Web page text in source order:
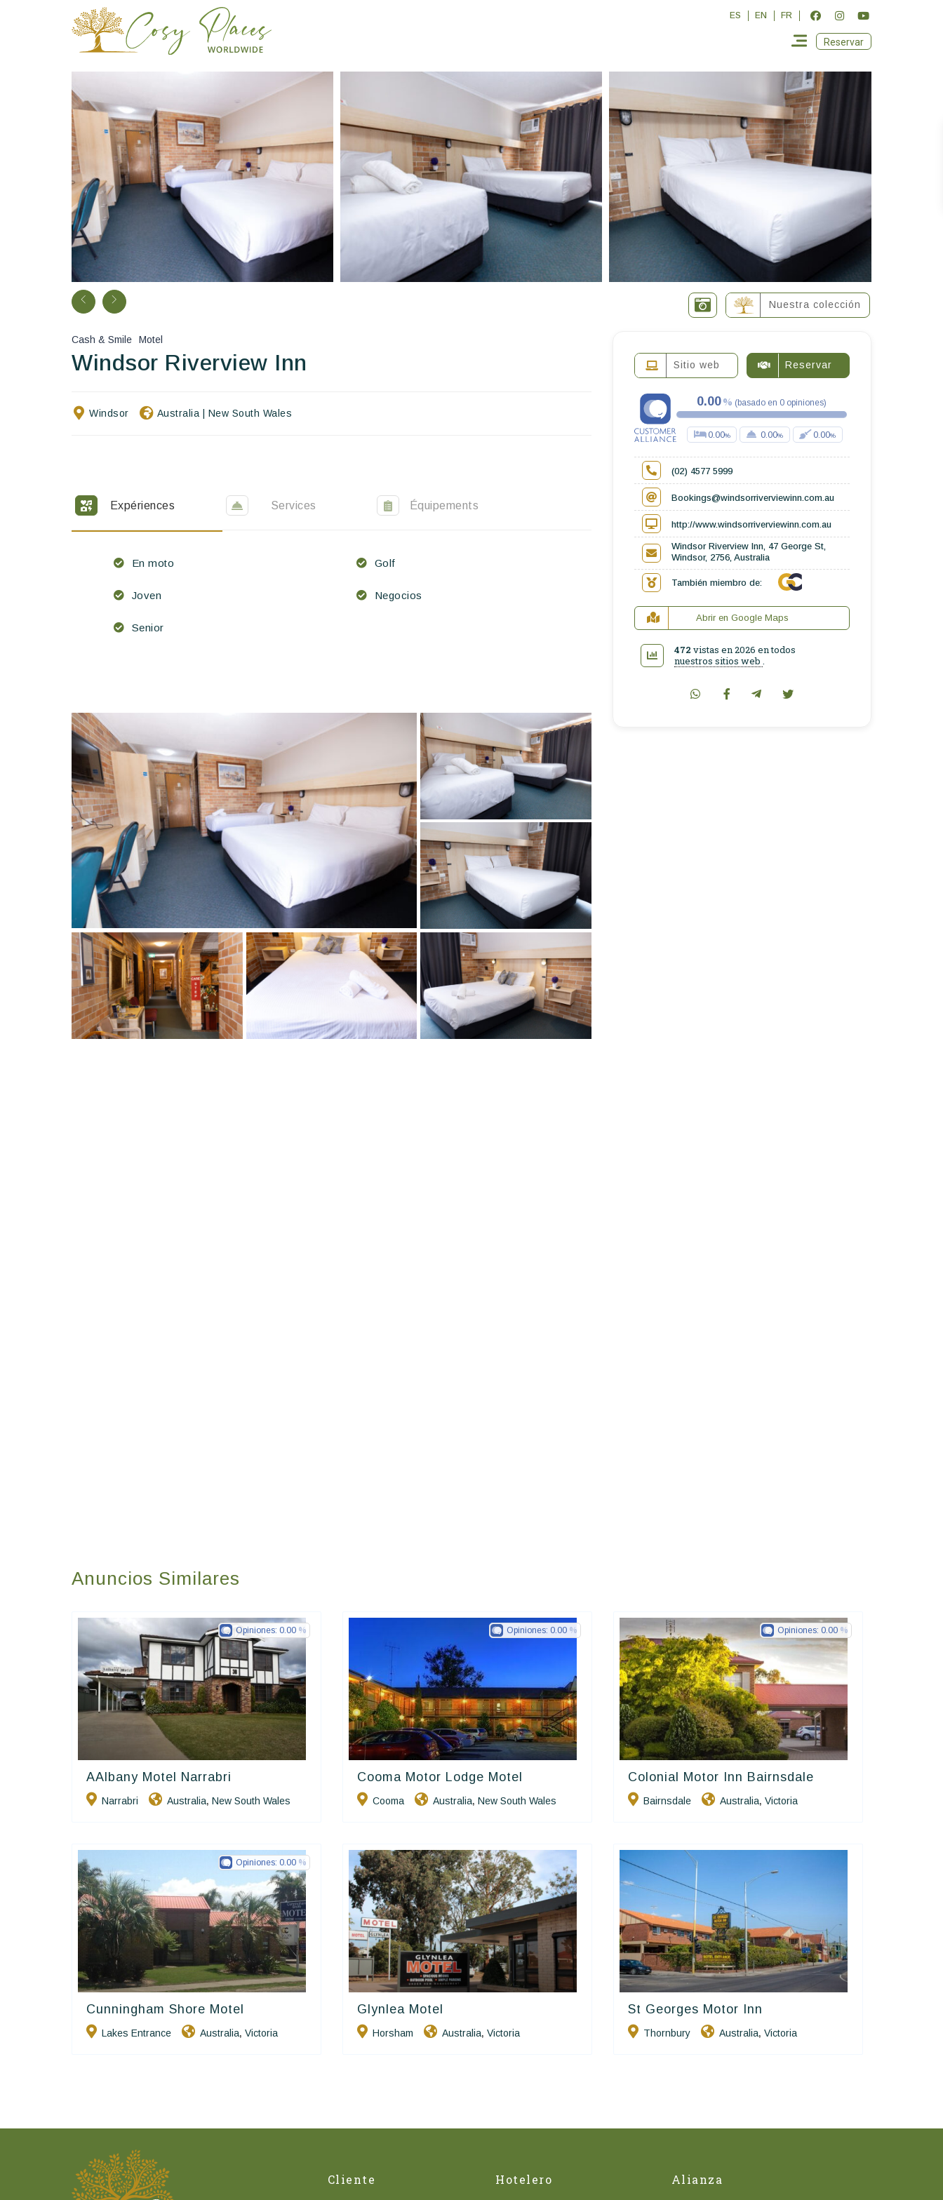
Estancia temática
Escríbenos
ES EN FR
Reservar
Nuestra colección
Cash & Smile Motel
Windsor Riverview Inn
Windsor Australia New South Wales
Expériences Services Équipements
En moto Golf
Joven Negocios
Senior
Sitio web Reservar
0.00 (basado en 0 opiniones)
0.00 0.00 0.00
(02) 4577 5999
Bookings@windsorriverviewinn.com.au
http://www.windsorriverviewinn.com.au
Windsor Riverview Inn, 47 George St,
Windsor, 2756, Australia
También miembro de:
Abrir en Google Maps
472 vistas en 2026 en todos
nuestros sitios web .
Anuncios Similares
AAlbany Motel Narrabri
Narrabri Australia, New South Wales
Opiniones:0.00
Golden Chain
Cooma Motor Lodge Motel
Cooma Australia, New South Wales
Opiniones: 0.00
Golden Chain
Colonial Motor Inn Bairnsdale
Bairnsdale Australia,Victoria
Opiniones:0.00
Cunningham Shore Motel
Lakes Entrance Australia, Victoria
Opiniones:0.00
Glynlea Motel
Horsham Australia,Victoria
St Georges Motor Inn
Thornbury Australia,Victoria
Cliente Hotelero Alianza